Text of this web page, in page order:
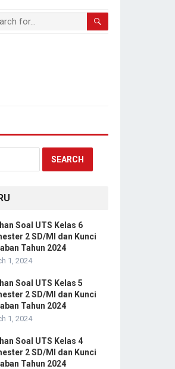
Soal UTS Kelas 6
2 SD/MI dan Kunci
Tahun 2024
1, 2024
Soal UTS Kelas 5
2 SD/MI dan Kunci
Tahun 2024
1, 2024
Soal UTS Kelas 4
2 SD/MI dan Kunci
Tahun 2024